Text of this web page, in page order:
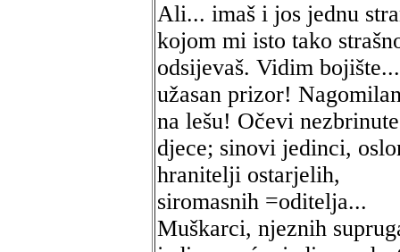
Ali... imaš i jos jednu
kojom mi isto tako
odsijevaš. Vidim bojište...
užasan prizor!
na lešu! Očevi nezbrinute
djece; sinovi jedinci,
hranitelji ostarjelih,
siromasnih =oditelja...
Muškarci, njeznih